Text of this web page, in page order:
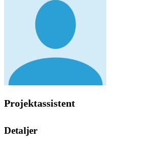
Projektassistent
Detaljer